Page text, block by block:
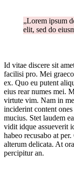
„Lorem ipsum
elit, sed do
Id vitae discere sit
facilisi pro. Mei
ex. Quo eu putent
eius rear numes mei.
virtute vim. Nam in
inciderint content
mucius. Stet laudem
vidit idque assueverit
habeo recusabo at
alterum delicata. At
percipitur an.